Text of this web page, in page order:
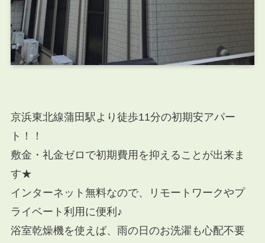
京浜東北線蒲田駅より徒歩11分の初期安アパー
ト！！
敷金・礼金ゼロで初期費用を抑えることが出来ま
す★
インターネット無料なので、リモートワークやプ
ライベート利用に便利♪
浴室乾燥機を使えば、雨の日のお洗濯も心配不要